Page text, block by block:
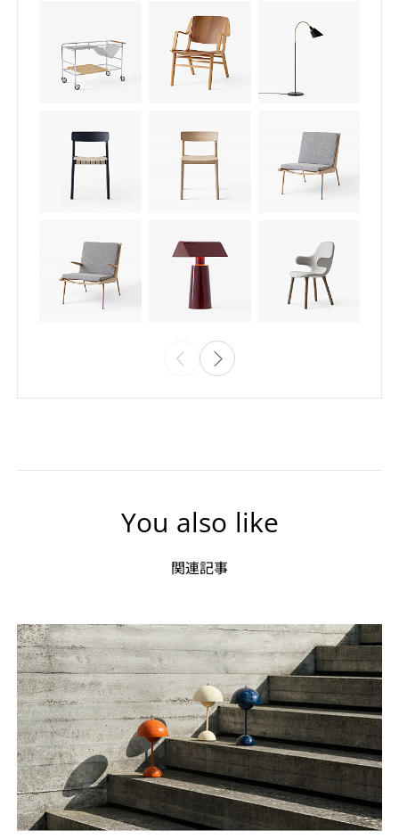
You also like
関連記事